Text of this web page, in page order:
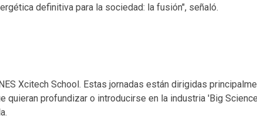
definitiva para la sociedad: la fusión", señaló.
Xcitech School. Estas jornadas están dirigidas
profundizar o introducirse en la industria 'Big